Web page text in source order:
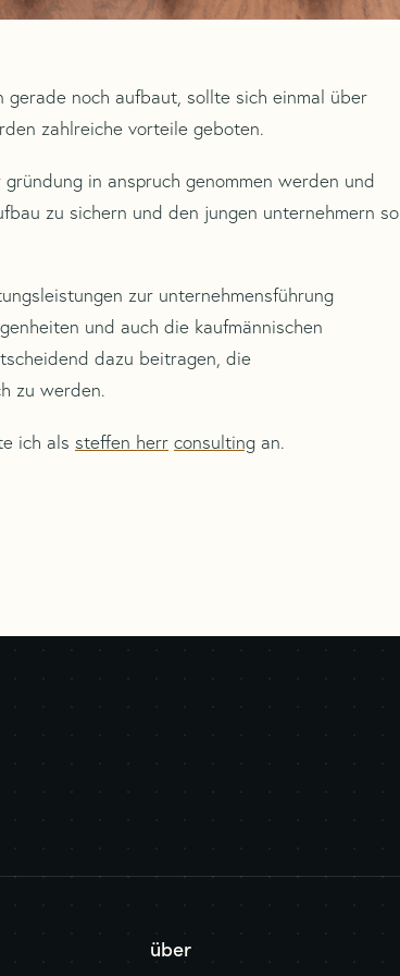
noch aufbaut, sollte sich einmal über
zahlreiche vorteile geboten.
in anspruch genommen werden und
zu sichern und den jungen unternehmern so
zur unternehmensführung
und auch die kaufmännischen
dazu beitragen, die
zu werden.
ich als steffen herr consulting an.
über